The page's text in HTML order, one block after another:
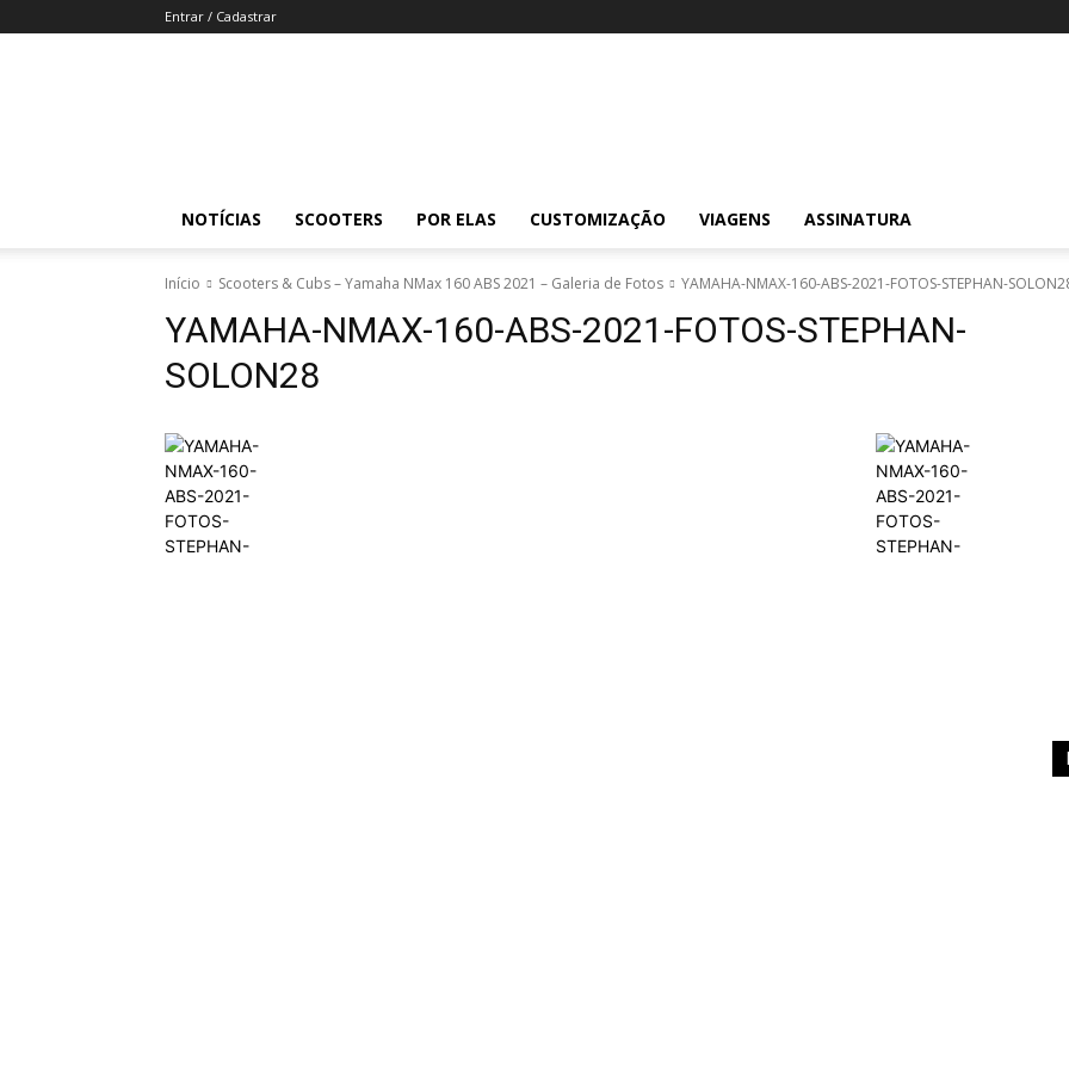
Entrar / Cadastrar
NOTÍCIAS SCOOTERS POR ELAS CUSTOMIZAÇÃO VIAGENS ASSINATURA
Início Scooters & Cubs – Yamaha NMax 160 ABS 2021 – Galeria de Fotos YAMAHA-NMAX-160-ABS-2021-FOTOS-STEPHAN-
YAMAHA-NMAX-160-ABS-2021-FOTOS-STEPHAN-
SOLON28